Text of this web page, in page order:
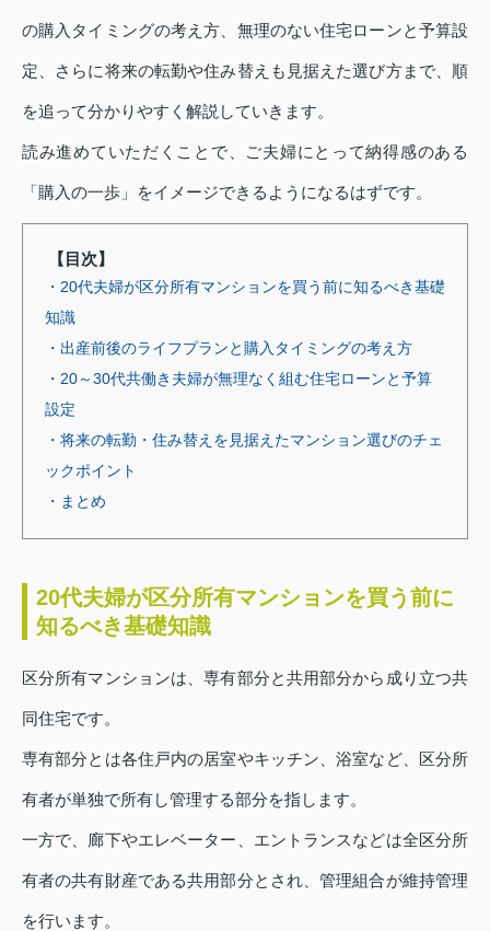
の購入タイミングの考え方、無理のない住宅ローンと予算設
定、さらに将来の転勤や住み替えも見据えた選び方まで、順
を追って分かりやすく解説していきます。
読み進めていただくことで、ご夫婦にとって納得感のある
「購入の一歩」をイメージできるようになるはずです。
【目次】
・20代夫婦が区分所有マンションを買う前に知るべき基礎
知識
・出産前後のライフプランと購入タイミングの考え方
・20～30代共働き夫婦が無理なく組む住宅ローンと予算
設定
・将来の転勤・住み替えを見据えたマンション選びのチェ
ックポイント
・まとめ
20代夫婦が区分所有マンションを買う前に
知るべき基礎知識
区分所有マンションは、専有部分と共用部分から成り立つ共
同住宅です。
専有部分とは各住戸内の居室やキッチン、浴室など、区分所
有者が単独で所有し管理する部分を指します。
一方で、廊下やエレベーター、エントランスなどは全区分所
有者の共有財産である共用部分とされ、管理組合が維持管理
を行います。